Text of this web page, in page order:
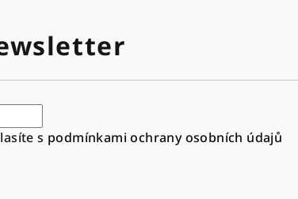
s podmínkami ochrany osobních údajů